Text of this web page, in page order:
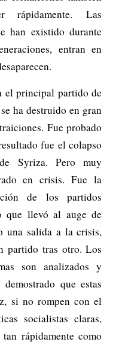
rápidamente. Las
han existido durante
entran en
el principal partido de
ha destruido en gran
Fue probado
fue el colapso
Syriza. Pero muy
en crisis. Fue la
de los partidos
que llevó al auge de
una salida a la crisis,
partido tras otro. Los
son analizados y
que estas
si no rompen con el
socialistas claras,
rápidamente como